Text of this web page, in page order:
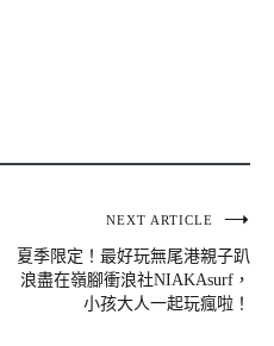
NEXT ARTICLE
夏季限定！最好玩無尾港親子趴
浪盡在嶺腳衝浪社NIAKAsurf，
小孩大人一起玩瘋啦！